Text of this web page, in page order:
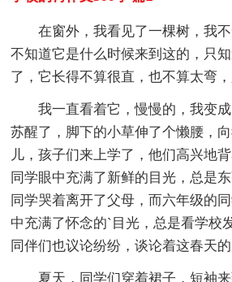
在窗外，我看见了一棵树，我
不知道它是什么时候来到这的，只
了，它长得不算很直，也不算太弯，
我一直看着它，慢慢的，我变
苏醒了，脚下的小草伸了个懒腰，
儿，孩子们来上学了，他们高兴地
同学眼中充满了新鲜的目光，总是
同学哭着离开了父母，而六年级的
中充满了怀念的`目光，总是看学校
同伴们也议论纷纷，谈论着这春天的
夏天，同学们穿着裙子，短袖